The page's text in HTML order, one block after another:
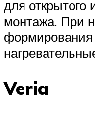
для открытого
монтажа. При
Veria